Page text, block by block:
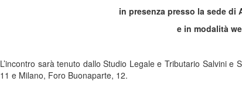
in presenza presso la sede di
e in modalità
L’incontro sarà tenuto dallo Studio Legale e Tributario Salvini
11 e Milano, Foro Buonaparte, 12.